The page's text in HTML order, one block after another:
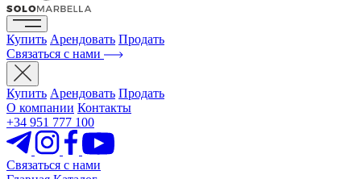
Купить Арендовать Продать
Связаться с нами
Купить Арендовать Продать
О компании Контакты
+34 951 777 100
Связаться с нами